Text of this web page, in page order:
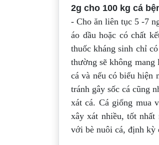
2g cho 100 kg cá
- Cho ăn liên tục 5 -7
áo dầu hoặc có chất
thuốc kháng sinh chỉ
thường sẽkhông mang
cávà nếu có biểu hiện
tránh gây sốc cá cũng
xát cá. Cá giống mua
xây xát nhiều, tốt
với bè nuôi cá, định kỳ